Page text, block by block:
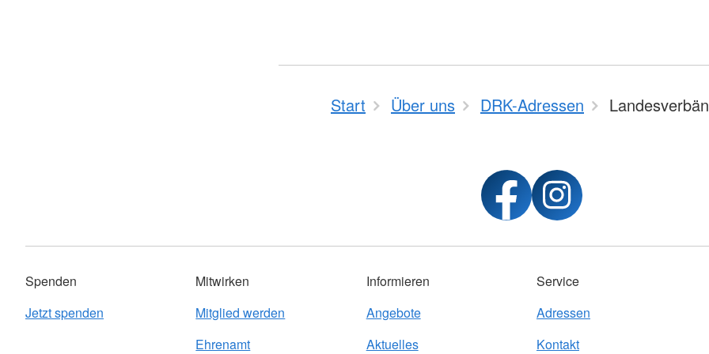
Start Über uns DRK-Adressen
Spenden
Jetzt spenden
Mitwirken
Mitglied werden
Ehrenamt
Informieren
Angebote
Aktuelles
Service
Adressen
Kontakt